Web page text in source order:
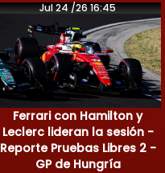
Jul 24 /26 16:45
Ferrari con Hamilton y
Leclerc lideran la sesión -
Reporte Pruebas Libres 2 -
GP de Hungría